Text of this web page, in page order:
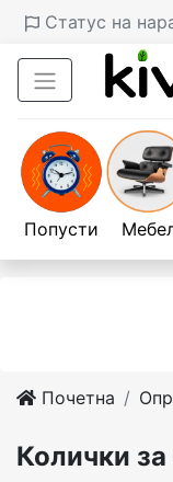
Статус на
Попусти
Почетна
Колички